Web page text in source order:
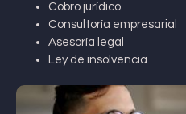
Cobro jurídico
Consultoría empresarial
Asesoría legal
Ley de insolvencia